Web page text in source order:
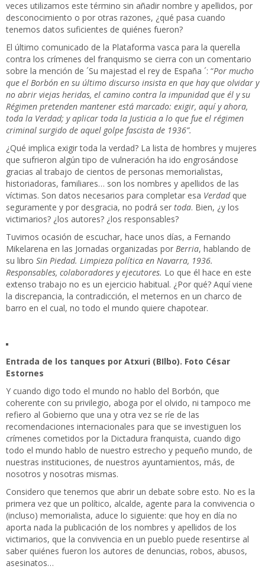
veces utilizamos este término sin añadir nombre y apellidos, por
desconocimiento o por otras razones, ¿qué pasa cuando
tenemos datos suficientes de quiénes fueron?
El último comunicado de la Plataforma vasca para la querella
contra los crímenes del franquismo se cierra con un comentario
sobre la mención de ´Su majestad el rey de España ´: “Por mucho
que el Borbón en su último discurso insista en que hay que olvidar y
no abrir viejas heridas, el camino contra la impunidad que él y su
Régimen pretenden mantener está marcado: exigir, aquí y ahora,
toda la Verdad; y aplicar toda la Justicia a lo que fue el régimen
criminal surgido de aquel golpe fascista de 1936”.
¿Qué implica exigir toda la verdad? La lista de hombres y mujeres
que sufrieron algún tipo de vulneración ha ido engrosándose
gracias al trabajo de cientos de personas memorialistas,
historiadoras, familiares… son los nombres y apellidos de las
víctimas. Son datos necesarios para completar esa Verdadque
seguramente y por desgracia, no podrá ser toda. Bien, ¿y los
victimarios? ¿los autores? ¿los responsables?
Tuvimos ocasión de escuchar, hace unos días, a Fernando
Mikelarena en las Jornadas organizadas por Berria, hablando de
su libro Sin Piedad. Limpieza política en Navarra, 1936.
Responsables, colaboradores y ejecutores. Lo que él hace en este
extenso trabajo no es un ejercicio habitual. ¿Por qué? Aquí viene
la discrepancia, la contradicción, el meternos en un charco de
barro en el cual, no todo el mundo quiere chapotear.
Entrada de los tanques por Atxuri (BIlbo). Foto César
Estornes
Y cuando digo todo el mundo no hablo del Borbón, que
coherente con su privilegio, aboga por el olvido, ni tampoco me
refiero al Gobierno que una y otra vez se ríe de las
recomendaciones internacionales para que se investiguen los
crímenes cometidos por la Dictadura franquista, cuando digo
todo el mundo hablo de nuestro estrecho y pequeño mundo, de
nuestras instituciones, de nuestros ayuntamientos, más, de
nosotros y nosotras mismas.
Considero que tenemos que abrir un debate sobre esto. No es la
primera vez que un político, alcalde, agente para la convivencia o
(incluso) memorialista, aduce lo siguiente: que hoy en día no
aporta nada la publicación de los nombres y apellidos de los
victimarios, que la convivencia en un pueblo puede resentirse al
saber quiénes fueron los autores de denuncias, robos, abusos,
asesinatos…